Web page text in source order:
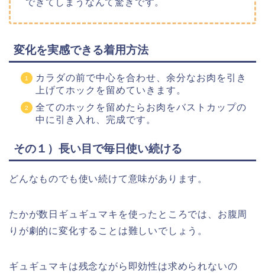
変化を実感できる着用方法
カラダの前で中心を合わせ、余分なお肉を引き
上げてホックを留めていきます。
全てのホックを留めたらお肉をバストカップの
中に引き入れ、完成です。
その１）長い目で毎日使い続ける
どんなものでも使い続けて意味があります。
たかが数日ギュギュマキを使ったところでは、お腹周
りが劇的に変化することは難しいでしょう。
ギュギュマキは残念ながら即効性は求められないの